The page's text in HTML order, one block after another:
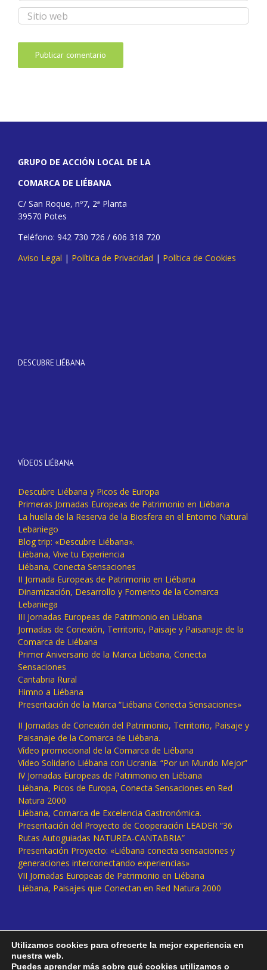
GRUPO DE ACCIÓN LOCAL DE LA
COMARCA DE LIÉBANA
C/ San Roque, nº7, 2ª Planta
39570 Potes
Teléfono: 942 730 726 / 606 318 720
Aviso Legal | Política de Privacidad | Política de Cookies
DESCUBRE LIÉBANA
VÍDEOS LIÉBANA
Descubre Liébana y Picos de Europa
Primeras Jornadas Europeas de Patrimonio en Liébana
La huella de la Reserva de la Biosfera en el Entorno Natural
Lebaniego
Blog trip: «Descubre Liébana».
Liébana, Vive tu Experiencia
Liébana, Conecta Sensaciones
II Jornada Europeas de Patrimonio en Liébana
Dinamización, Desarrollo y Fomento de la Comarca
Lebaniega
III Jornadas Europeas de Patrimonio en Liébana
Jornadas de Conexión, Territorio, Paisaje y Paisanaje de la
Comarca de Liébana
Primer Aniversario de la Marca Liébana, Conecta
Sensaciones
Cantabria Rural
Himno a Liébana
Presentación de la Marca “Liébana Conecta Sensaciones»
II Jornadas de Conexión del Patrimonio, Territorio, Paisaje y
Paisanaje de la Comarca de Liébana.
Vídeo promocional de la Comarca de Liébana
Vídeo Solidario Liébana con Ucrania: “Por un Mundo Mejor”
IV Jornadas Europeas de Patrimonio en Liébana
Liébana, Picos de Europa, Conecta Sensaciones en Red
Natura 2000
Liébana, Comarca de Excelencia Gastronómica.
Presentación del Proyecto de Cooperación LEADER “36
Rutas Autoguiadas NATUREA-CANTABRIA”
Presentación Proyecto: «Liébana conecta sensaciones y
generaciones interconectando experiencias»
VII Jornadas Europeas de Patrimonio en Liébana
Liébana, Paisajes que Conectan en Red Natura 2000
Utilizamos cookies para ofrecerte la mejor experiencia en
nuestra web.
Puedes aprender más sobre qué cookies utilizamos o